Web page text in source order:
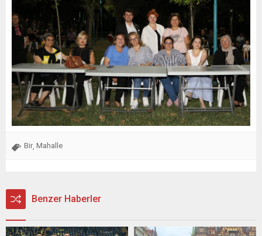
Bir Mahalle
Benzer Haberler